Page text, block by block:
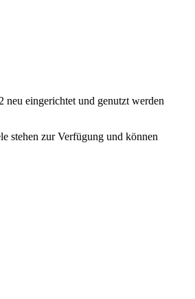
eingerichtet und genutzt werden
stehen zur Verfügung und können